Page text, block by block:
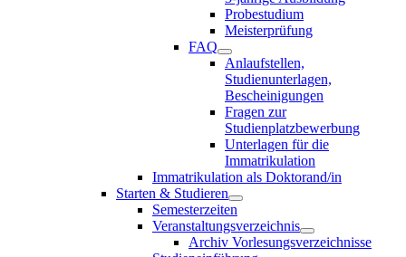
Probestudium
Meisterprüfung
FAQ
Anlaufstellen,
Studienunterlagen,
Bescheinigungen
Fragen zur
Studienplatzbewerbung
Unterlagen für die
Immatrikulation
Immatrikulation als Doktorand/in
Starten & Studieren
Semesterzeiten
Veranstaltungsverzeichnis
Archiv Vorlesungsverzeichnisse